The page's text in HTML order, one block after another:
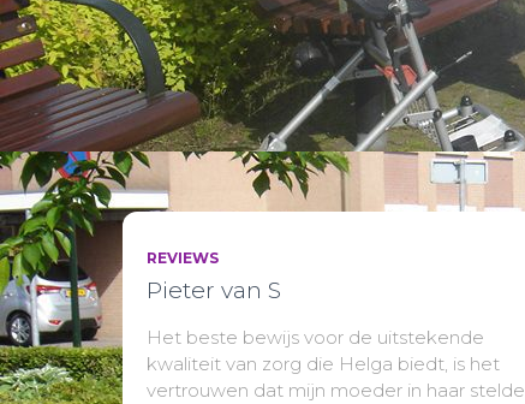
REVIEWS
Pieter van S
Het beste bewijs voor de uitstekende
kwaliteit van zorg die Helga biedt, is het
vertrouwen dat mijn moeder in haar stelde